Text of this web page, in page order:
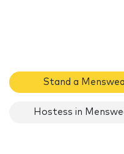
Stand a
Hostess in